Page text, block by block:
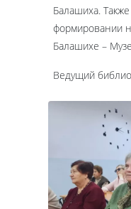
Балашиха.
формировании
Балашихе –
Ведущий